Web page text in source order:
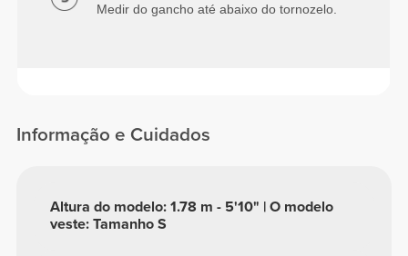
Medir do gancho até abaixo do tornozelo.
Informação e Cuidados
Altura do modelo: 1.78 m - 5'10" | O modelo
veste: Tamanho S